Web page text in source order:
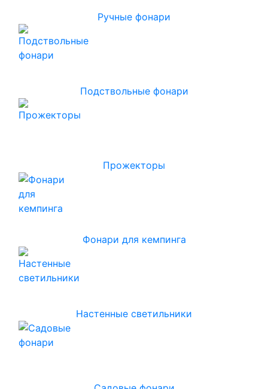
Ручные фонари
Подствольные фонари
Прожекторы
Фонари для кемпинга
Настенные светильники